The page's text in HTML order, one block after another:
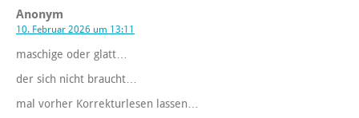
Anonym
10. Februar 2026 um 13:11
maschige oder glatt…
der sich nicht braucht…
mal vorher Korrekturlesen lassen…